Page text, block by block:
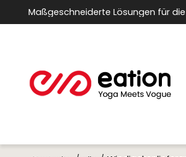
Maßgeschneiderte Lösungen für